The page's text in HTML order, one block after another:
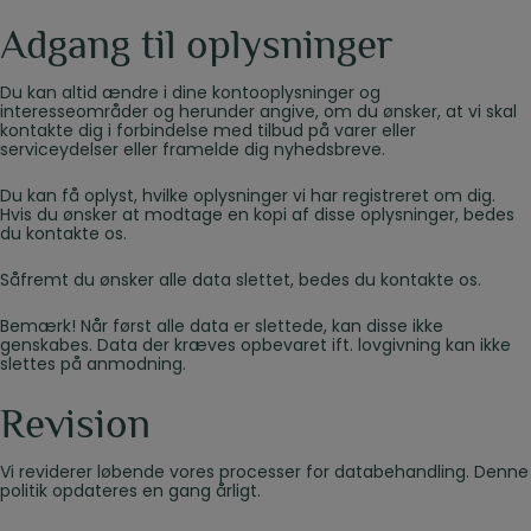
Adgang til oplysninger
Du kan altid ændre i dine kontooplysninger og
interesseområder og herunder angive, om du ønsker, at vi skal
kontakte dig i forbindelse med tilbud på varer eller
serviceydelser eller framelde dig nyhedsbreve.
Du kan få oplyst, hvilke oplysninger vi har registreret om dig.
Hvis du ønsker at modtage en kopi af disse oplysninger, bedes
du kontakte os.
Såfremt du ønsker alle data slettet, bedes du kontakte os.
Bemærk! Når først alle data er slettede, kan disse ikke
genskabes. Data der kræves opbevaret ift. lovgivning kan ikke
slettes på anmodning.
Revision
Vi reviderer løbende vores processer for databehandling. Denne
politik opdateres en gang årligt.